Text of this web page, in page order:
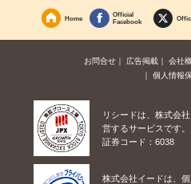
Home
Official
Facebook
お問合せ 広告掲載 会社
個人情報
リシードは、株式会
営するサービスです。
証券コード：6038
株式会社イードは、